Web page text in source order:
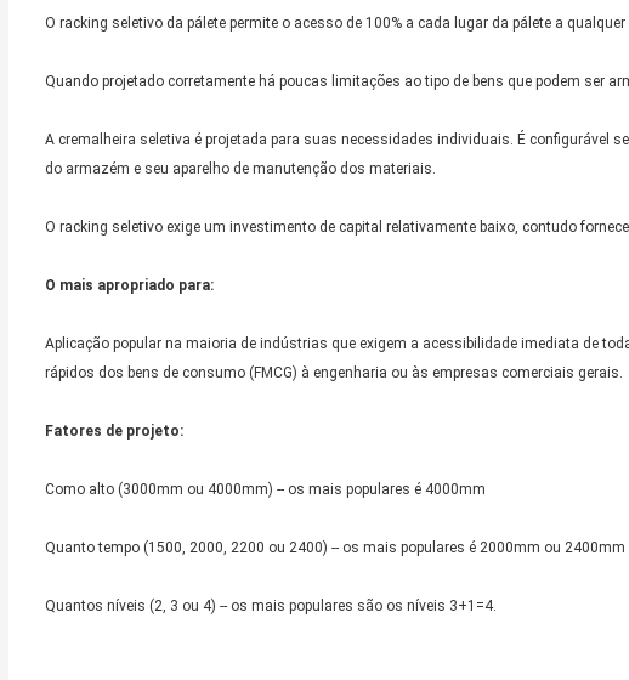
O racking seletivo da pálete permite o acesso de 100% a cada lugar da pálete a qualquer
Quando projetado corretamente há poucas limitações ao tipo de bens que podem ser
A cremalheira seletiva é projetada para suas necessidades individuais. É configurável
do armazém e seu aparelho de manutenção dos materiais.
O racking seletivo exige um investimento de capital relativamente baixo, contudo
O mais apropriado para:
Aplicação popular na maioria de indústrias que exigem a acessibilidade imediata de
rápidos dos bens de consumo (FMCG) à engenharia ou às empresas comerciais gerais.
Fatores de projeto:
Como alto (3000mm ou 4000mm) -- os mais populares é 4000mm
Quanto tempo (1500, 2000, 2200 ou 2400) -- os mais populares é 2000mm ou 2400mm
Quantos níveis (2, 3 ou 4) -- os mais populares são os níveis 3+1=4.